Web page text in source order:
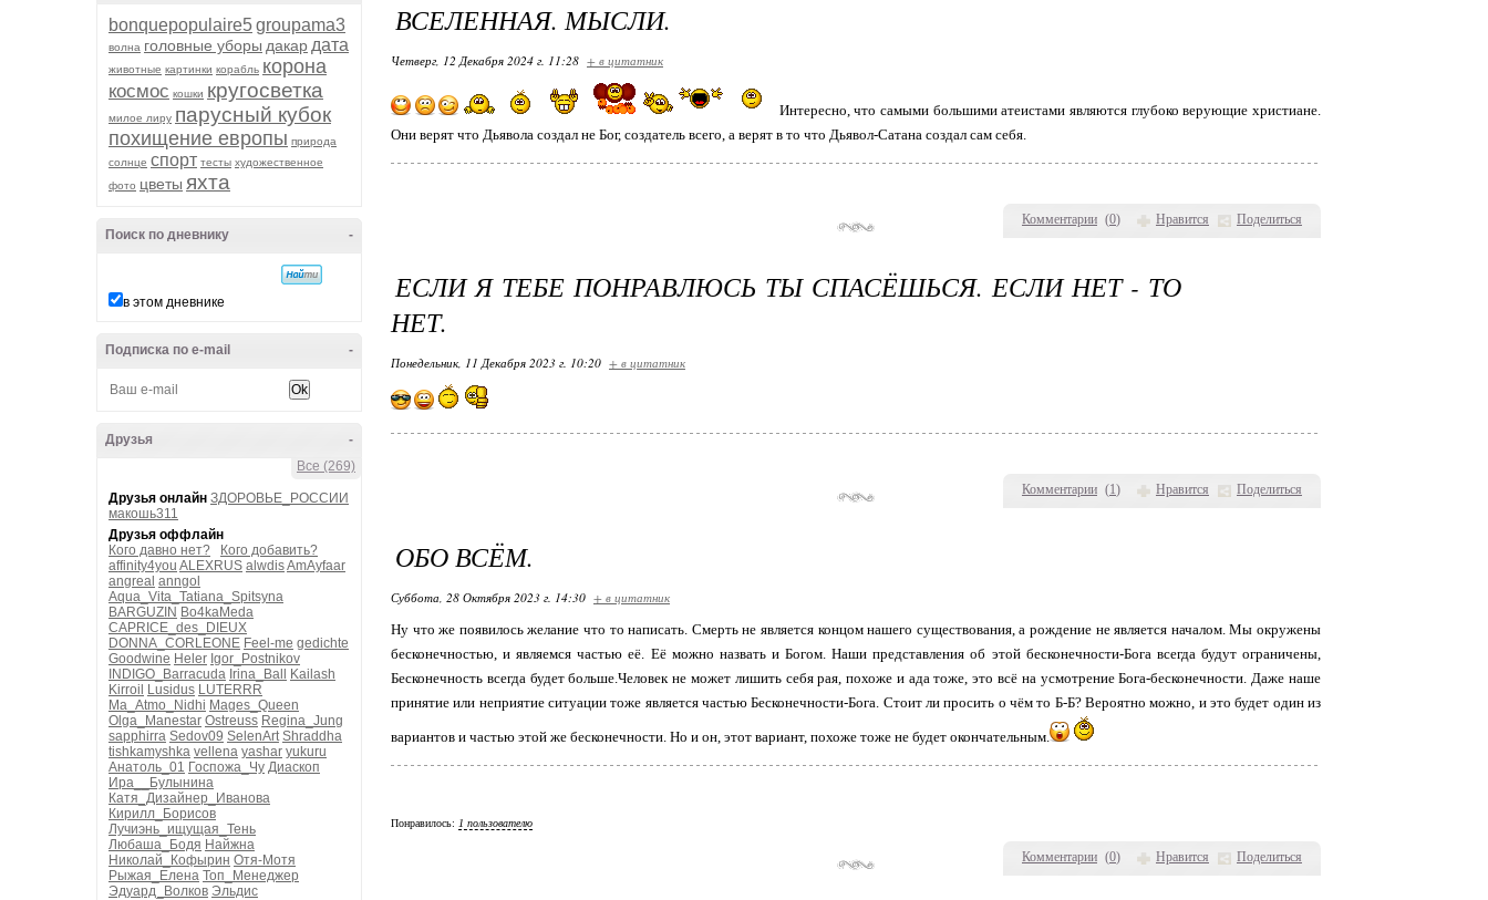
bonquepopulaire5groupama3
волна головные уборы дакар дата
животные картинки корабль корона
космос кошки кругосветка
милое лиру парусный кубок
похищение европы природа
солнце спорт тесты художественное
фото цветы яхта
-
Поиск по дневнику
в этом дневнике
-
Подписка по e-mail
-
Друзья
Все (269)
Друзья онлайн ЗДОРОВЬЕ_РОССИИ
макошь311
Друзья оффлайн
Кого давно нет?
Кого добавить?
affinity4you ALEXRUS alwdisAmAyfaar
angreal anngol
Aqua_Vita_Tatiana_Spitsyna
BARGUZIN Bo4kaMeda
CAPRICE_des_DIEUX
DONNA_CORLEONE Feel-me gedichte
Goodwine Heler Igor_Postnikov
INDIGO_Barracuda Irina_Ball
Kailash
Kirroil
Lusidus LUTERRR
Ma_Atmo_Nidhi Mages_Queen
Olga_Manestar Ostreuss Regina_Jung
sapphirra Sedov09 SelenArt Shraddha
tishkamyshka vellena yashar yukuru
Анатоль_01 Госпожа_Чу Диаскоп
Ира__Булынина
Катя_Дизайнер_Иванова
Кирилл_Борисов
Лучиэнь_ищущая_Тень
Любаша_Бодя Найжна
Николай_Кофырин Отя-Мотя
Рыжая_Елена Топ_Менеджер
Эдуард_Волков Эльдис
Комментарии (0) Нравится Поделиться
ВСЕЛЕННАЯ. МЫСЛИ.
Четверг, 12 Декабря 2024 г. 11:28 + в цитатник
Интересно, что самыми большими атеистами являются глубоко верующие христиане.
Они верят что Дьявола создал не Бог, создатель всего, а верят в то что Дьявол-Сатана создал сам себя.
Комментарии (1) Нравится Поделиться
ЕСЛИ Я ТЕБЕ ПОНРАВЛЮСЬ ТЫ СПАСЁШЬСЯ. ЕСЛИ НЕТ - ТО
НЕТ.
Понедельник, 11 Декабря 2023 г. 10:20 + в цитатник
Комментарии (0) Нравится Поделиться
ОБО ВСЁМ.
Суббота, 28 Октября 2023 г. 14:30 + в цитатник
Ну что же появилось желание что то написать. Смерть не является концом нашего существования, а рождение не является началом. Мы окружены
бесконечностью, и являемся частью её. Её можно назвать и Богом. Наши представления об этой бесконечности-Бога всегда будут ограничены,
Бесконечность всегда будет больше.Человек не может лишить себя рая, похоже и ада тоже, это всё на усмотрение Бога-бесконечности. Даже наше
принятие или неприятие ситуации тоже является частью Бесконечности-Бога. Стоит ли просить о чём то Б-Б? Вероятно можно, и это будет один из
вариантов и частью этой же бесконечности. Но и он, этот вариант, похоже тоже не будет окончательным.
Понравилось: 1 пользователю